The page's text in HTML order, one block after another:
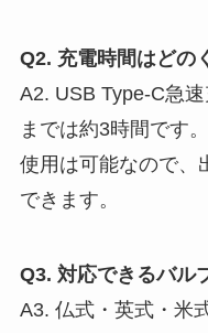
Q2. 充電時間はどの
A2. USB Type-C急
までは約3時間です
使用は可能なので、
できます。
Q3. 対応できるバル
A3. 仏式・英式・米